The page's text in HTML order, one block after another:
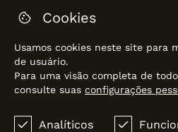
Cookies
Usamos cookies neste site para
de usuário.
Para uma visão completa de
consulte suas configurações
Analíticos